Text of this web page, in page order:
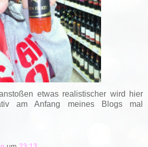
etwas realistischer wird hier
am Anfang meines Blogs mal